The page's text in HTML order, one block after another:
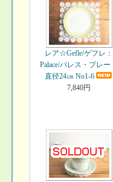
レア☆Gefle/ゲフレ：
Palace/パレス・プレー
直径24㎝ No1-6
7,840円